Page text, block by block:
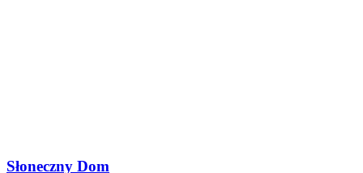
Słoneczny Dom